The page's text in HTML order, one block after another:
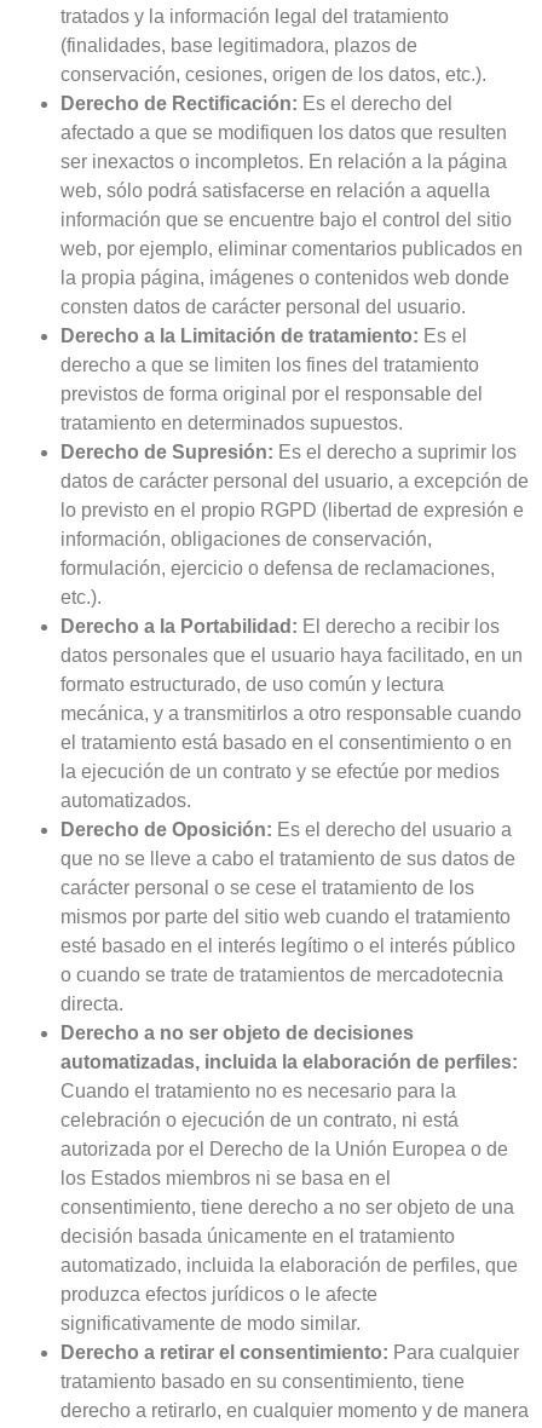
tratados y la información legal del tratamiento
(finalidades, base legitimadora, plazos de
conservación, cesiones, origen de los datos, etc.).
Derecho de Rectificación: Es el derecho del
afectado a que se modifiquen los datos que resulten
ser inexactos o incompletos. En relación a la página
web, sólo podrá satisfacerse en relación a aquella
información que se encuentre bajo el control del sitio
web, por ejemplo, eliminar comentarios publicados en
la propia página, imágenes o contenidos web donde
consten datos de carácter personal del usuario.
Derecho a la Limitación de tratamiento: Es el
derecho a que se limiten los fines del tratamiento
previstos de forma original por el responsable del
tratamiento en determinados supuestos.
Derecho de Supresión: Es el derecho a suprimir los
datos de carácter personal del usuario, a excepción de
lo previsto en el propio RGPD (libertad de expresión e
información, obligaciones de conservación,
formulación, ejercicio o defensa de reclamaciones,
etc.).
Derecho a la Portabilidad: El derecho a recibir los
datos personales que el usuario haya facilitado, en un
formato estructurado, de uso común y lectura
mecánica, y a transmitirlos a otro responsable cuando
el tratamiento está basado en el consentimiento o en
la ejecución de un contrato y se efectúe por medios
automatizados.
Derecho de Oposición: Es el derecho del usuario a
que no se lleve a cabo el tratamiento de sus datos de
carácter personal o se cese el tratamiento de los
mismos por parte del sitio web cuando el tratamiento
esté basado en el interés legítimo o el interés público
o cuando se trate de tratamientos de mercadotecnia
directa.
Derecho a no ser objeto de decisiones
automatizadas, incluida la elaboración de perfiles:
Cuando el tratamiento no es necesario para la
celebración o ejecución de un contrato, ni está
autorizada por el Derecho de la Unión Europea o de
los Estados miembros ni se basa en el
consentimiento, tiene derecho a no ser objeto de una
decisión basada únicamente en el tratamiento
automatizado, incluida la elaboración de perfiles, que
produzca efectos jurídicos o le afecte
significativamente de modo similar.
Derecho a retirar el consentimiento: Para cualquier
tratamiento basado en su consentimiento, tiene
derecho a retirarlo, en cualquier momento y de manera